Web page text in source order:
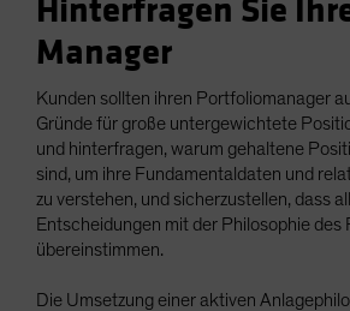
Hinterfragen Sie
Manager
Kunden sollten ihren Portfoliomanager
Gründe für große untergewichtete
und hinterfragen, warum gehaltene
sind, um ihre Fundamentaldaten und
zu verstehen, und sicherzustellen, dass
Entscheidungen mit der Philosophie des
übereinstimmen.
Die Umsetzung einer aktiven